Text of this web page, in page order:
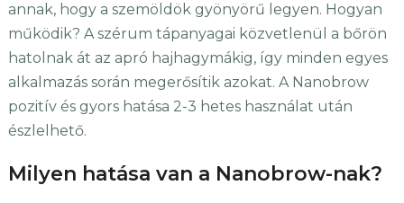
annak, hogy a szemöldök gyönyörű legyen. Hogyan
működik? A szérum tápanyagai közvetlenül a bőrön
hatolnak át az apró hajhagymákig, így minden egyes
alkalmazás során megerősítik azokat. A Nanobrow
pozitív és gyors hatása 2-3 hetes használat után
észlelhető.
Milyen hatása van a Nanobrow-nak?